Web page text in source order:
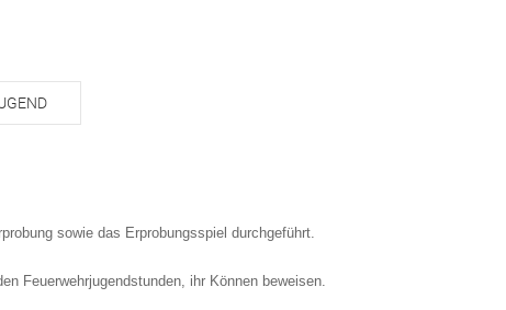
sowie das Erprobungsspiel durchgeführt.
Feuerwehrjugendstunden, ihr Können beweisen.